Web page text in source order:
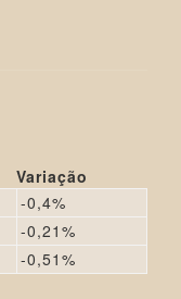
Variação
-0,4%
-0,21%
-0,51%